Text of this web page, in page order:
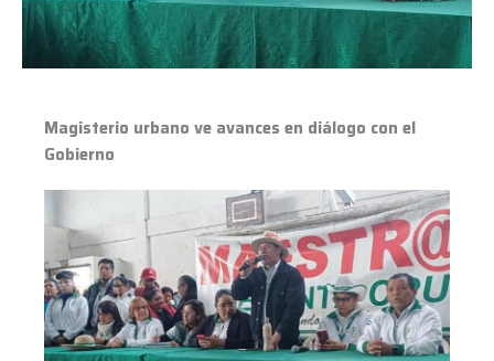
Magisterio urbano ve avances en diálogo con el
Gobierno
el
Gobierno